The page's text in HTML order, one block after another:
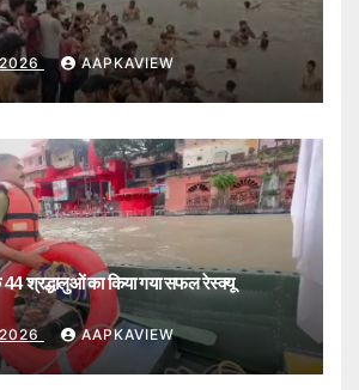
2026 AAPKAVIEW
श्रद्धालुओं का किया गया सफल रेस्क्यू
AAPKAVIEW